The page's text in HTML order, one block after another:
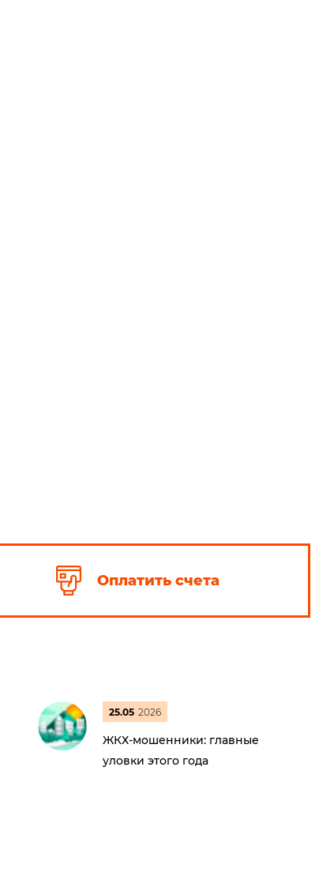
Оплатить счета
25.05 2026
ЖКХ-мошенники: главные
уловки этого года